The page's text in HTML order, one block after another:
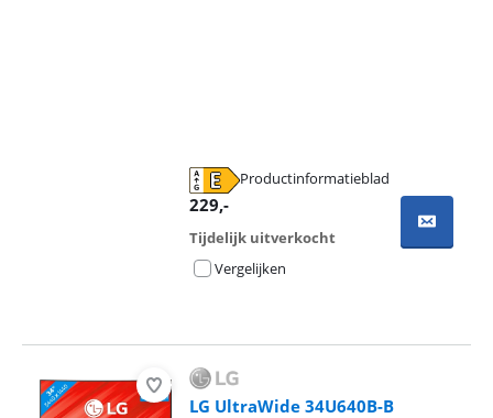
Productinformatieblad
229,-
Tijdelijk uitverkocht
Vergelijken
LG UltraWide 34U640B-B